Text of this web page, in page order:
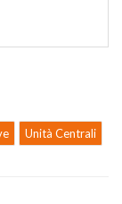
Unità Centrali